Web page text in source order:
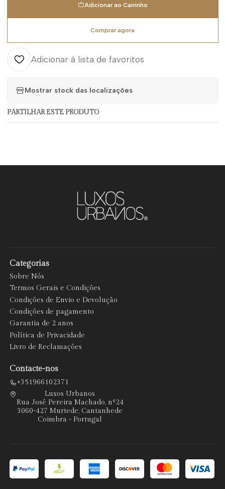
Adicionar ao Carrinho
Comprar agora
Adicionar à lista de favoritos
Mostrar stock das localizações
PARTILHAR ESTE PRODUTO
Categorias
Sobre Nós
Termos Gerais e Condições
Condições de Envio e Devolução
Condições de pagamento
Garantia de 2 anos
Política de Privacidade
Livro de Reclamações
Contacte-nos
+351966102371
Luxos Urbanos
Rua José Pereira Machado, nº24
3060-427 Murtede, Cantanhede
Coimbra - Portugal